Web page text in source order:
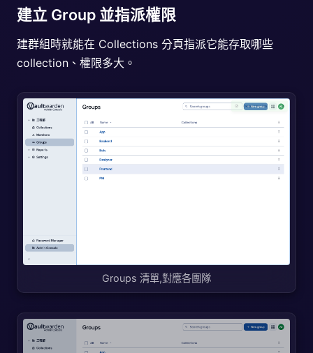
建立 Group 並指派權限
建群組時就能在 Collections 分頁指派它能存取哪些
collection、權限多大。
Groups 清單,對應各團隊